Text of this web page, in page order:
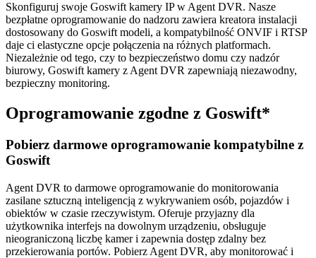
Skonfiguruj swoje Goswift kamery IP w Agent DVR. Nasze
bezpłatne oprogramowanie do nadzoru zawiera kreatora instalacji
dostosowany do Goswift modeli, a kompatybilność ONVIF i RTSP
daje ci elastyczne opcje połączenia na różnych platformach.
Niezależnie od tego, czy to bezpieczeństwo domu czy nadzór
biurowy, Goswift kamery z Agent DVR zapewniają niezawodny,
bezpieczny monitoring.
Oprogramowanie zgodne z Goswift*
Pobierz darmowe oprogramowanie kompatybilne z
Goswift
Agent DVR to darmowe oprogramowanie do monitorowania
zasilane sztuczną inteligencją z wykrywaniem osób, pojazdów i
obiektów w czasie rzeczywistym. Oferuje przyjazny dla
użytkownika interfejs na dowolnym urządzeniu, obsługuje
nieograniczoną liczbę kamer i zapewnia dostęp zdalny bez
przekierowania portów. Pobierz Agent DVR, aby monitorować i